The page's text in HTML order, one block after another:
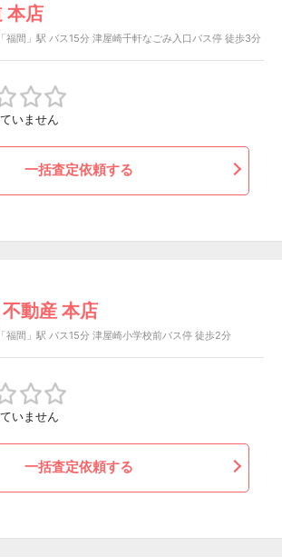
本店
福間」駅 バス15分 津屋崎千軒なごみ入口バス停 徒歩3分
いません
一括査定依頼する
動産 本店
福間」駅 バス15分 津屋崎小学校前バス停 徒歩2分
いません
一括査定依頼する